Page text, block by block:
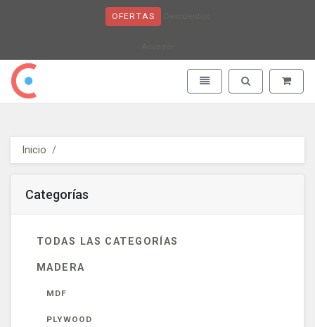
OFERTAS
Toggle navigation
Toggle search
Inicio
Categorías
TODAS LAS CATEGORÍAS
MADERA
MDF
PLYWOOD